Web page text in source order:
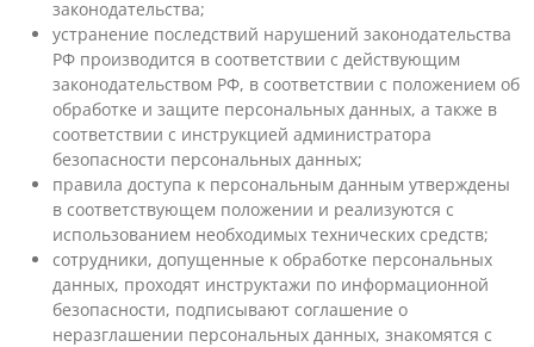
законодательства;
устранение последствий нарушений законодательства
РФ производится в соответствии с действующим
законодательством РФ, в соответствии с положением об
обработке и защите персональных данных, а также в
соответствии с инструкцией администратора
безопасности персональных данных;
правила доступа к персональным данным утверждены
в соответствующем положении и реализуются с
использованием необходимых технических средств;
сотрудники, допущенные к обработке персональных
данных, проходят инструктажи по информационной
безопасности, подписывают соглашение о
неразглашении персональных данных, знакомятся с